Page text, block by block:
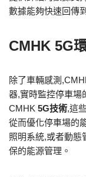
數據能夠快速回傳
CMHK 5G
除了車輛感測
器,實時監控停車場
CMHK 5G技術,這
從而優化停車場的
照明系統,或者動態
保的能源管理。